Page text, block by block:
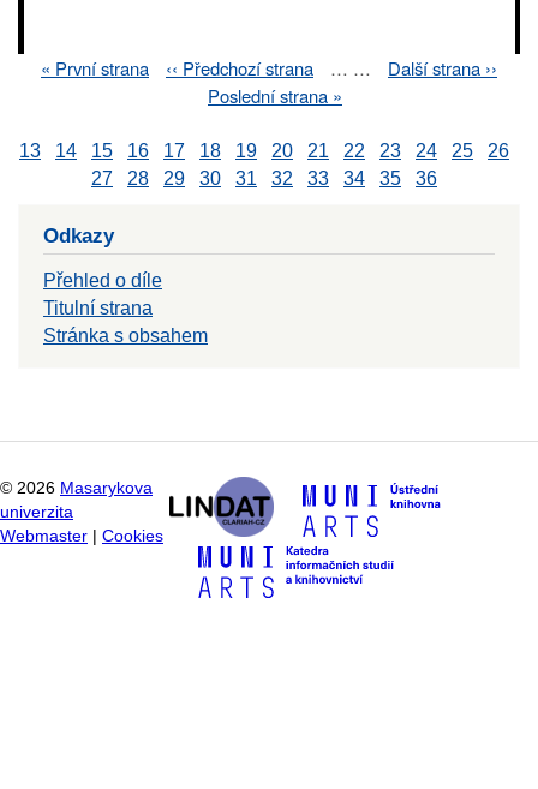
First
« První strana
Previous
‹‹ Předchozí strana … …
Next
Další strana ››
Last
Poslední strana »
13 14 15 16 17 18 19 20 21 22 23 24 25
26
27
28 29 30 31 32 33 34 35 36
Odkazy
Přehled o díle
Titulní strana
Stránka s obsahem
© 2026 Masarykova
univerzita
Webmaster
Cookies